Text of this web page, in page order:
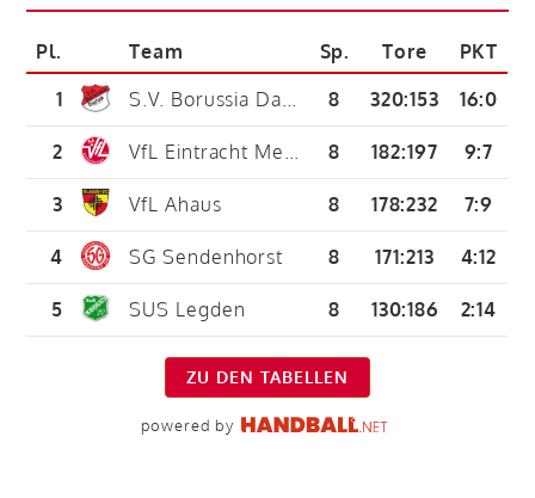
Pl. Team Sp. Tore
PKT
1
8 320:153 16:0
2 8 182:197 9:7
3 VfL Ahaus 8 178:232 7:9
4 SG Sendenhorst 8 171:213 4:12
5 SUS Legden 8 130:186 2:14
ZU DEN TABELLEN
powered by